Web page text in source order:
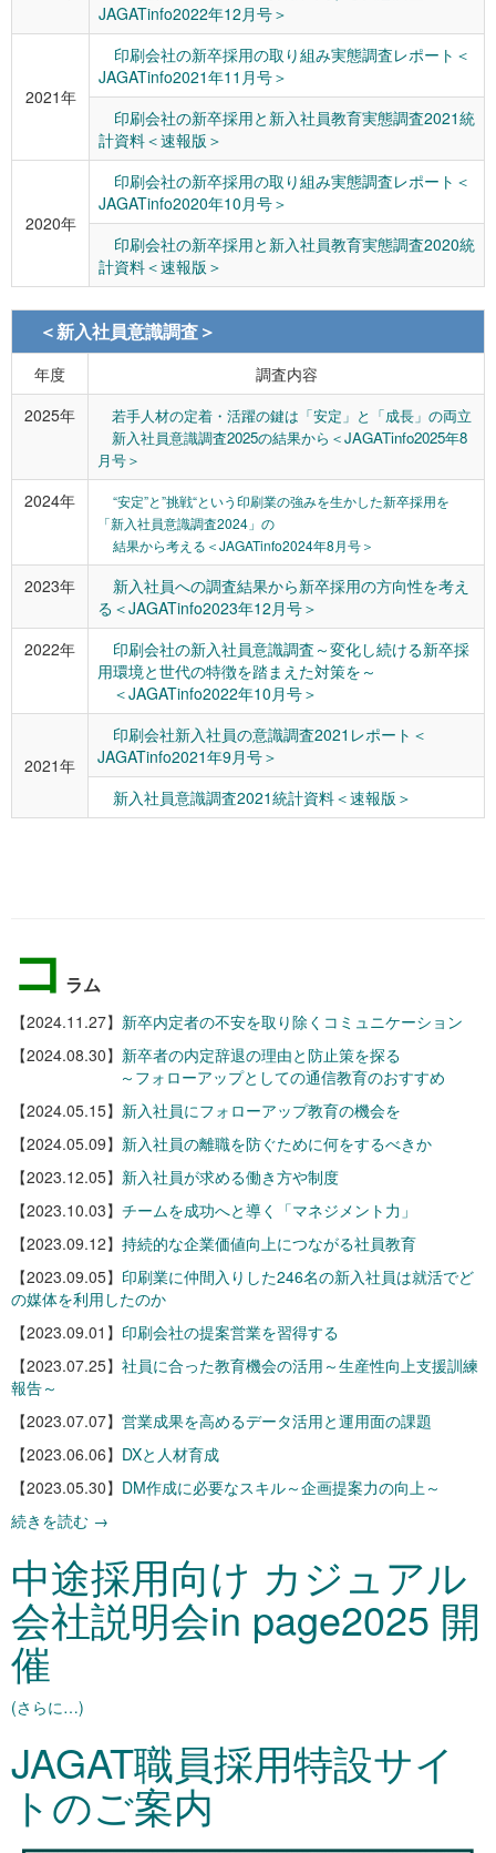
JAGATinfo2022年12月号＞
2021年
印刷会社の新卒採用の取り組み実態調査レポート＜
JAGATinfo2021年11月号＞
印刷会社の新卒採用と新入社員教育実態調査2021統
計資料＜速報版＞
2020年
印刷会社の新卒採用の取り組み実態調査レポート＜
JAGATinfo2020年10月号＞
印刷会社の新卒採用と新入社員教育実態調査2020統
計資料＜速報版＞
＜新入社員意識調査＞
年度
調査内容
2025年
若手人材の定着・活躍の鍵は「安定」と「成長」の両立
新入社員意識調査2025の結果から＜JAGATinfo2025年8
月号＞
2024年
“安定”と”挑戦“という印刷業の強みを生かした新卒採用を
「新入社員意識調査2024」の
結果から考える ＜JAGATinfo2024年8月号＞
2023年
新入社員への調査結果から新卒採用の方向性を考え
る＜JAGATinfo2023年12月号＞
2022年
印刷会社の新入社員意識調査～変化し続ける新卒採
用環境と世代の特徴を踏まえた対策を～
＜JAGATinfo2022年10月号＞
2021年
印刷会社新入社員の意識調査2021レポート＜
JAGATinfo2021年9月号＞
新入社員意識調査2021統計資料＜速報版＞
コ ラム
【2024.11.27】 新卒内定者の不安を取り除くコミュニケーション
【2024.08.30】 新卒者の内定辞退の理由と防止策を探る
～フォローアップとしての通信教育のおすすめ
【2024.05.15】 新入社員にフォローアップ教育の機会を
【2024.05.09】 新入社員の離職を防ぐために何をするべきか
【2023.12.05】 新入社員が求める働き方や制度
【2023.10.03】 チームを成功へと導く「マネジメント力」
【2023.09.12】 持続的な企業価値向上につながる社員教育
【2023.09.05】 印刷業に仲間入りした246名の新入社員は就活でど
の媒体を利用したのか
【2023.09.01】 印刷会社の提案営業を習得する
【2023.07.25】 社員に合った教育機会の活用～生産性向上支援訓練
報告～
【2023.07.07】 営業成果を高めるデータ活用と運用面の課題
【2023.06.06】 DXと人材育成
【2023.05.30】 DM作成に必要なスキル～企画提案力の向上～
続きを読む →
中途採用向け カジュアル
会社説明会in page2025 開
催
(さらに…)
JAGAT職員採用特設サイ
トのご案内